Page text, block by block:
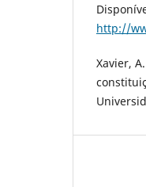
http://
Xavier,